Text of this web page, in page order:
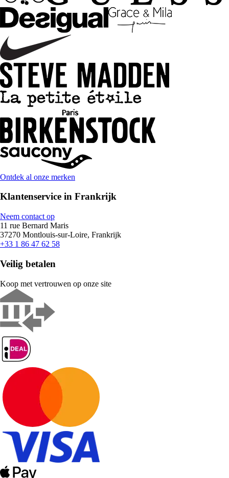
Ontdek al onze merken
Klantenservice in Frankrijk
Neem contact op
11 rue Bernard Maris
37270 Montlouis-sur-Loire, Frankrijk
+33 1 86 47 62 58
Veilig betalen
Koop met vertrouwen op onze site